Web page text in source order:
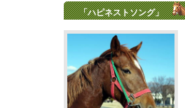
「ハピネストソング」